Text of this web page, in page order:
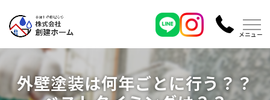
外壁塗装は何年ごとに行う？？